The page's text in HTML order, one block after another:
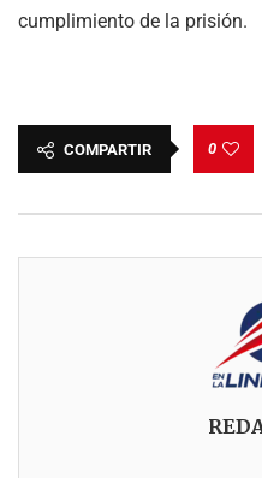
cumplimiento de la prisión.
COMPARTIR 0